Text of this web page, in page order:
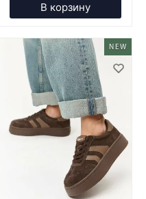
В корзину
NEW